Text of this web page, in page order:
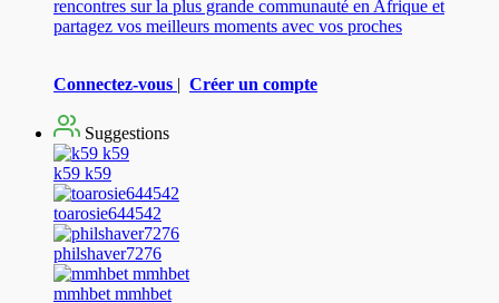
rencontres sur la plus grande communauté en Afrique et
partagez vos meilleurs moments avec vos proches
Connectez-vous | Créer un compte
Suggestions
k59 k59
toarosie644542
philshaver7276
mmhbet mmhbet